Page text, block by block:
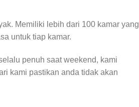
Memiliki lebih dari 100 kamar yang
untuk tiap kamar.
penuh saat weekend, kami
kami pastikan anda tidak akan